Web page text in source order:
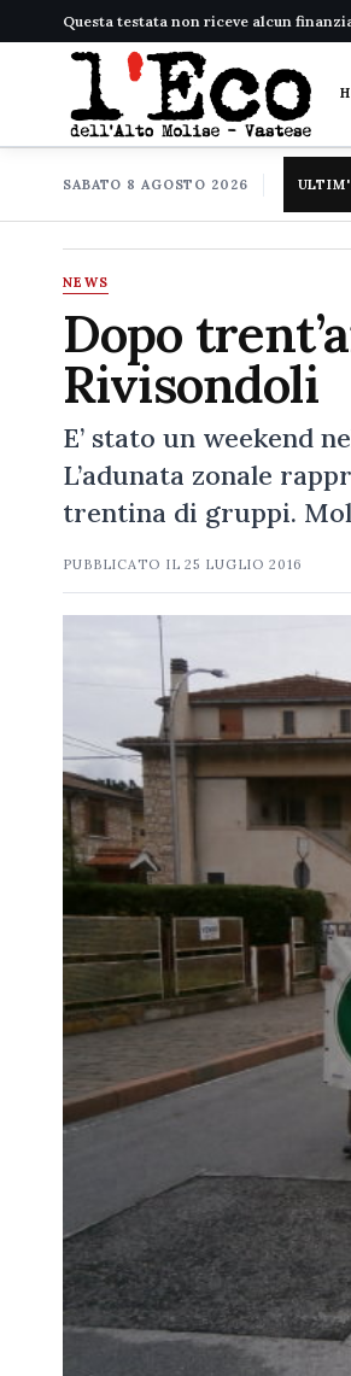
Questa testata non riceve alcun
SABATO 8 AGOSTO 2026
NEWS
Dopo
Rivisondoli
E’ stato un weekend
L’adunata zonale
trentina di gruppi.
PUBBLICATO IL25 LUGLIO 2016